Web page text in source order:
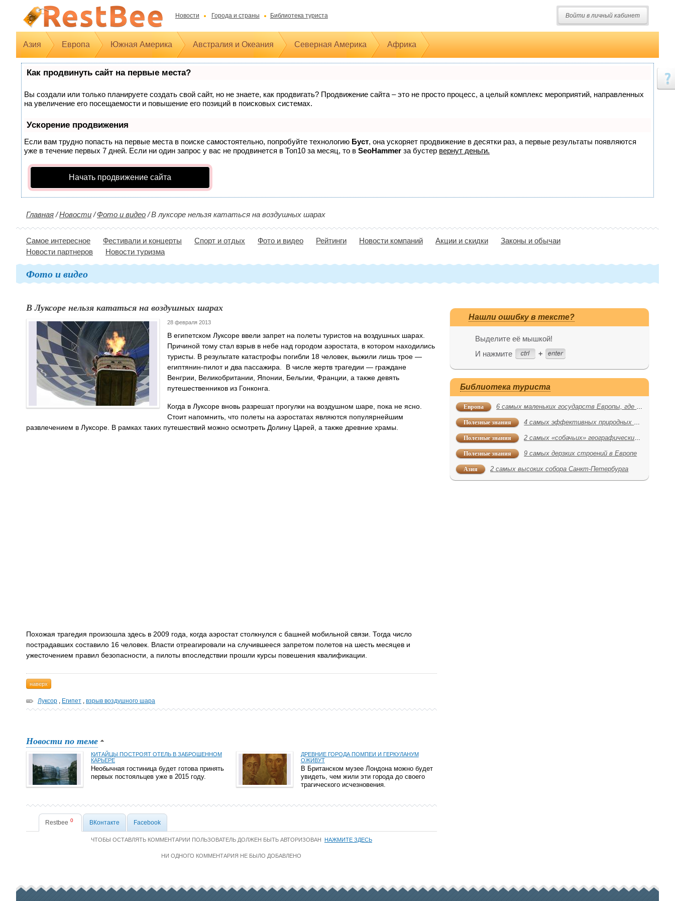
Новости Города и страны Библиотека туриста Войти в личный кабинет
Азия Европа Южная Америка Австралия и Океания Северная Америка Африка
Как продвинуть сайт на первые места?
Вы создали или только планируете создать свой сайт, но не знаете, как продвигать? Продвижение сайта – это не просто процесс, а целый комплекс мероприятий, направленных
на увеличение его посещаемости и повышение его позиций в поисковых системах.
Ускорение продвижения
Если вам трудно попасть на первые места в поиске самостоятельно, попробуйте технологию Буст, она ускоряет продвижение в десятки раз, а первые результаты появляются
уже в течение первых 7 дней. Если ни один запрос у вас не продвинется в Топ10 за месяц, то в SeoHammer за бустер вернут деньги.
Начать продвижение сайта
Главная /Новости / Фото и видео /В луксоре нельзя кататься на воздушных шарах
Самое интересное Фестивали и концерты Спорт и отдых Фото и видео Рейтинги Новости компаний Акции и скидки
Законы и обычаи
Новости партнеров
Новости туризма
Фото и видео
В Луксоре нельзя кататься на воздушных шарах
28 февраля 2013
В египетском Луксоре ввели запрет на полеты туристов на воздушных шарах.
Причиной тому стал взрыв в небе над городом аэростата, в котором находились
туристы. В результате катастрофы погибли 18 человек, выжили лишь трое —
египтянин-пилот и два пассажира. В числе жертв трагедии — граждане
Венгрии, Великобритании, Японии, Бельгии, Франции, а также девять
путешественников из Гонконга.
Когда в Луксоре вновь разрешат прогулки на воздушном шаре, пока не ясно.
Стоит напомнить, что полеты на аэростатах являются популярнейшим
развлечением в Луксоре. В рамках таких путешествий можно осмотреть Долину Царей, а также древние храмы.
Похожая трагедия произошла здесь в 2009 года, когда аэростат столкнулся с башней мобильной связи. Тогда число
пострадавших составило 16 человек. Власти отреагировали на случившееся запретом полетов на шесть месяцев и
ужесточением правил безопасности, а пилоты впоследствии прошли курсы повешения квалификации.
наверх
Луксор , Египет , взрыв воздушного шара
Новости по теме
КИТАЙЦЫ ПОСТРОЯТ ОТЕЛЬ В ЗАБРОШЕННОМ
КАРЬЕРЕ
Необычная гостиница будет готова принять
первых постояльцев уже в 2015 году.
ДРЕВНИЕ ГОРОДА ПОМПЕИ И ГЕРКУЛАНУМ
ОЖИВУТ
В Британском музее Лондона можно будет
увидеть, чем жили эти города до своего
трагического исчезновения.
Restbee 0 ВКонтакте Facebook
ЧТОБЫ ОСТАВЛЯТЬ КОММЕНТАРИИ ПОЛЬЗОВАТЕЛЬ ДОЛЖЕН БЫТЬ АВТОРИЗОВАН НАЖМИТЕ ЗДЕСЬ
НИ ОДНОГО КОММЕНТАРИЯ НЕ БЫЛО ДОБАВЛЕНО
Нашли ошибку в тексте?
Выделите её мышкой!
И нажмите
Библиотека туриста
Европа 6 самых маленьких государств Европы, где можно отлично отдохнуть
Полезные знания 4 самых эффективных природных средства против комаров
Полезные знания 2 самых «собачьих» географических объекта
Полезные знания 9 самых дерзких строений в Европе
Азия 2 самых высоких собора Санкт-Петербурга